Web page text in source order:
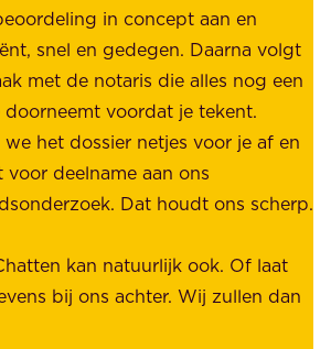
in concept aan en
snel en gedegen. Daarna volgt
met de notaris die alles nog een
voordat je tekent.
het dossier netjes voor je af en
deelname aan ons
Dat houdt ons scherp.
kan natuurlijk ook. Of laat
bij ons achter. Wij zullen dan